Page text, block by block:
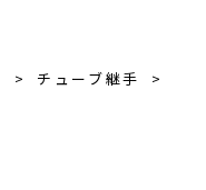
チューブ継手